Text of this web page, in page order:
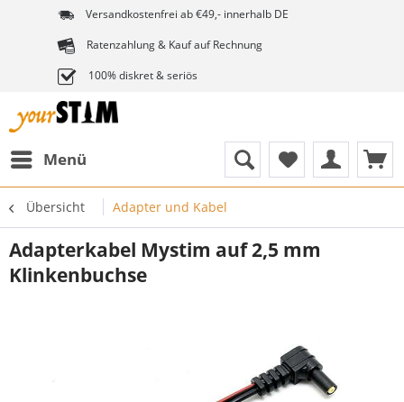
Versandkostenfrei ab €49,- innerhalb DE
Ratenzahlung & Kauf auf Rechnung
100% diskret & seriös
Menü
Übersicht Adapter und Kabel
Adapterkabel Mystim auf 2,5 mm
Klinkenbuchse